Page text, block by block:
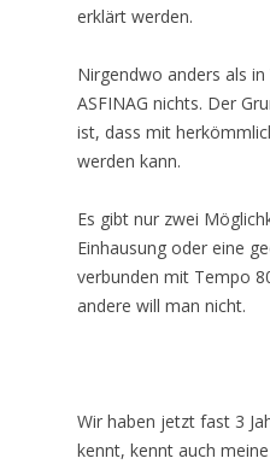
erklärt werden.
Nirgendwo anders als
ASFINAG nichts. Der
ist, dass mit
werden kann.
Es gibt nur zwei
Einhausung oder eine
verbunden mit Tempo
andere will man nicht.
Wir haben jetzt fast 3
kennt, kennt auch